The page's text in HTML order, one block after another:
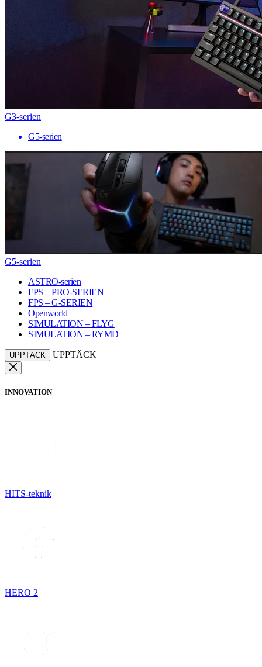
G3-serien
G5-serien
G5-serien
ASTRO-serien
FPS – PRO-SERIEN
FPS – G-SERIEN
Openworld
SIMULATION – FLYG
SIMULATION – RYMD
UPPTÄCK UPPTÄCK
INNOVATION
HITS-teknik
HERO 2